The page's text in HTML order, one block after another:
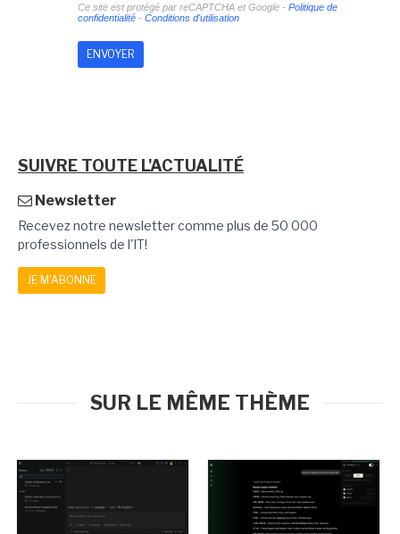
Ce site est protégé par reCAPTCHA et Google - Politique de
confidentialité- Conditions d'utilisation
SUIVRE TOUTE L'ACTUALITÉ
Newsletter
Recevez notre newsletter comme plus de 50 000
professionnels de l'IT!
JE M'ABONNE
SUR LE MÊME THÈME